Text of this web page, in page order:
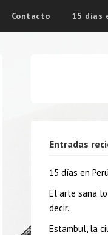
Contacto 15 días
Entradas
15 días en
El arte sana
decir.
Estambul, la